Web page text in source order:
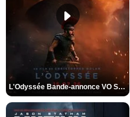
L'Odyssée Bande-annonce VO STFR